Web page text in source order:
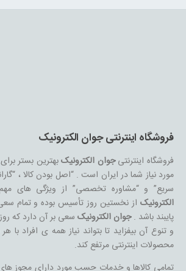
فروشگاه اینترنتی جوان الکترونیک
فروشگاه اینترنتیجوان الکترونیکبهترین بستر
مورد نیاز شما در ایران است . “اصل بودن کالا ،
سریع” و “مشاوره تخصصی” از ویژگی های
الکترونیکاز نخستین روز تأسیس بوده و تمام
پایبند باشد .جوان الکترونیکسعی بر آن دارد که
و تنوع آن بیفزاید تا بتواند نیاز همه ی افراد با
محصولات اینترنتی مرتفع کند.
تمامی کالاها و خدمات حسب مورد دارای مجوز های